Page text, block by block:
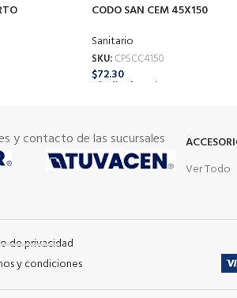
CODO SAN CEM 45X150
Sanitario
SKU: CPSCC4150
$72.30
Añadir Al Carrito
y contacto de las sucursales
Ver Todo
de privacidad
y condiciones